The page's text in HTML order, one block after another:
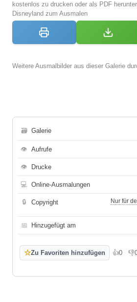
kostenlos zu drucken oder als PDF
Disneyland zum Ausmalen
Weitere Ausmalbilder aus dieser Galerie
🗃 Galerie
👁 Aufrufe
👁 Drucke
💻 Online-Ausmalungen
🔒 Copyright
Nur für
📅 Hinzugefügt am
☆Zu Favoriten hinzufügen 👍0
Gefällt👎